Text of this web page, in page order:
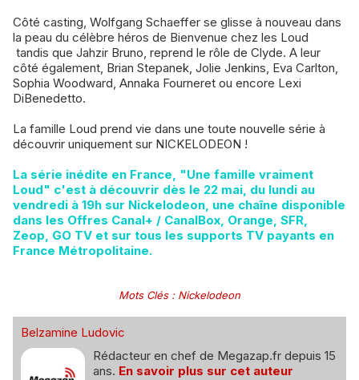
Côté casting, Wolfgang Schaeffer se glisse à nouveau dans
la peau du célèbre héros de Bienvenue chez les Loud
tandis que Jahzir Bruno, reprend le rôle de Clyde. A leur
côté également, Brian Stepanek, Jolie Jenkins, Eva Carlton,
Sophia Woodward, Annaka Fourneret ou encore Lexi
DiBenedetto.
La famille Loud prend vie dans une toute nouvelle série à
découvrir uniquement sur NICKELODEON !
La série inédite en France, "Une famille vraiment
Loud" c'est à découvrir dès le 22 mai, du lundi au
vendredi à 19h sur Nickelodeon, une chaîne disponible
dans les Offres Canal+ / CanalBox, Orange, SFR,
Zeop, GO TV et sur tous les supports TV payants en
France Métropolitaine.
Mots Clés: Nickelodeon
Belzamine Ludovic
Rédacteur en chef de Megazap.fr depuis 15
ans. En savoir plus sur cet auteur